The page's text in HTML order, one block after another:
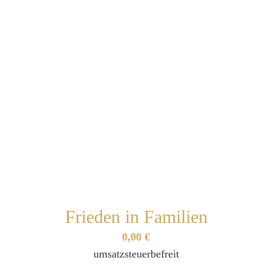
Frieden in Familien
0,00 €
umsatzsteuerbefreit